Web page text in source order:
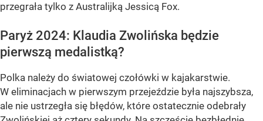
przegrała tylko z Australijką Jessicą Fox.
Paryż 2024: Klaudia Zwolińska będzie
pierwszą medalistką?
Polka należy do światowej czołówki w kajakarstwie.
W eliminacjach w pierwszym przejeździe była najszybsza,
ale nie ustrzegła się błędów, które ostatecznie odebrały